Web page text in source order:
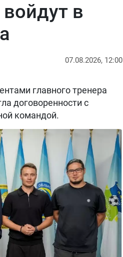
в
07.08.2026, 12:00
главного тренера
договоренности с
командой.